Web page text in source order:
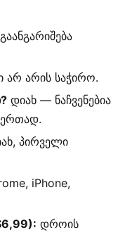
არ არის საჭირო.
დიახ — ნაჩვენებია
ერთად.
პირველი
iPhone,
დროის